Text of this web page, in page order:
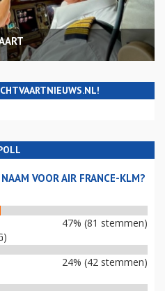
VOOR AIR FRANCE-KLM?
47% (81 stemmen)
24% (42 stemmen)